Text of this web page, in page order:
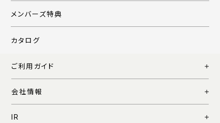
メンバーズ特典
カタログ
ご利用ガイド
会社情報
IR